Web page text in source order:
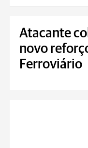
Atacante
novo
Ferroviário